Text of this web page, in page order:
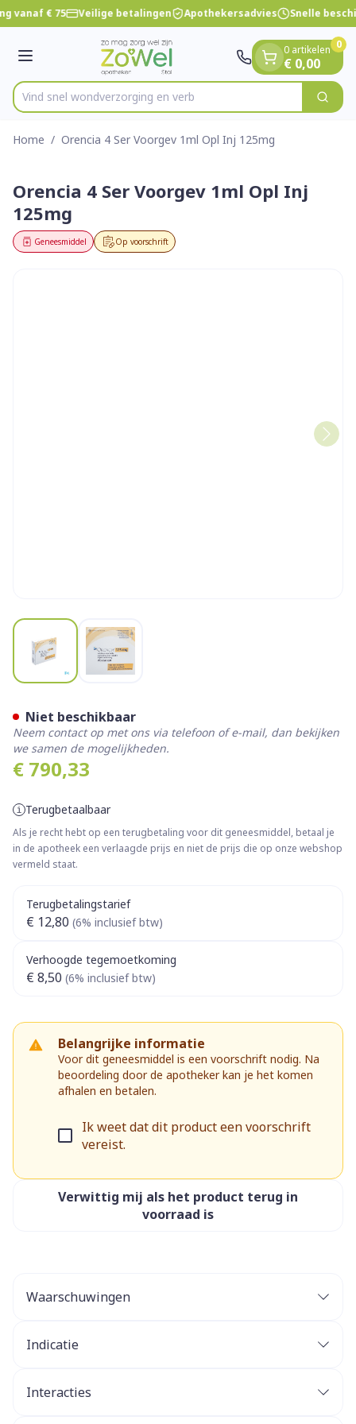
Ga naar de inhoud
1 van 1
vanaf € 75 Veilige betalingen Apothekersadvies Snelle
Menu
Product, merk, categorie...
Vind snel wondverzorgi Zoek
0 artikelen
€ 0,00
0
Home / Orencia 4 Ser Voorgev 1ml Opl Inj 125mg
Orencia 4 Ser Voorgev 1ml Opl Inj
125mg
Op voorschrift
Geneesmiddel
View larger imageView larger image
€ 790,33
Terugbetaalbaar
Als je recht hebt op een terugbetaling voor dit geneesmiddel, betaal je
in de apotheek een verlaagde prijs en niet de prijs die op onze webshop
vermeld staat.
Terugbetalingstarief
€ 12,80 (6% inclusief btw)
Verhoogde tegemoetkoming
€ 8,50 (6% inclusief btw)
Belangrijke informatie
Voor dit geneesmiddel is een voorschrift nodig. Na
beoordeling door de apotheker kan je het komen
afhalen en betalen.
Ik weet dat dit product een voorschrift
vereist.
Verwittig mij als het product terug in
voorraad is
Niet beschikbaar
Neem contact op met ons via telefoon of e-mail, dan bekijken
we samen de mogelijkheden.
Waarschuwingen
Indicatie
In combinatie met methotrexaat
Interacties